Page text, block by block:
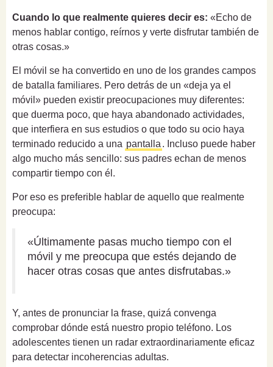
Cuando lo que realmente quieres decir es: «Echo de
menos hablar contigo, reírnos y verte disfrutar también de
otras cosas.»
El móvil se ha convertido en uno de los grandes campos
de batalla familiares. Pero detrás de un «deja ya el
móvil» pueden existir preocupaciones muy diferentes:
que duerma poco, que haya abandonado actividades,
que interfiera en sus estudios o que todo su ocio haya
terminado reducido a una pantalla . Incluso puede haber
algo mucho más sencillo: sus padres echan de menos
compartir tiempo con él.
Por eso es preferible hablar de aquello que realmente
preocupa:
«Últimamente pasas mucho tiempo con el
móvil y me preocupa que estés dejando de
hacer otras cosas que antes disfrutabas.»
Y, antes de pronunciar la frase, quizá convenga
comprobar dónde está nuestro propio teléfono. Los
adolescentes tienen un radar extraordinariamente eficaz
para detectar incoherencias adultas.